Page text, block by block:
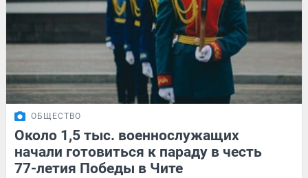
ОБЩЕСТВО
Около 1,5 тыс. военнослужащих
начали готовиться к параду в честь
77-летия Победы в Чите